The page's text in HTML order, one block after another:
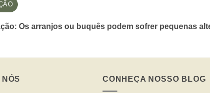
Os arranjos ou buquês podem sofrer pequenas
CONHEÇA NOSSO BLOG